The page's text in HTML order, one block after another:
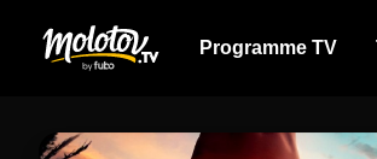
Programme TV